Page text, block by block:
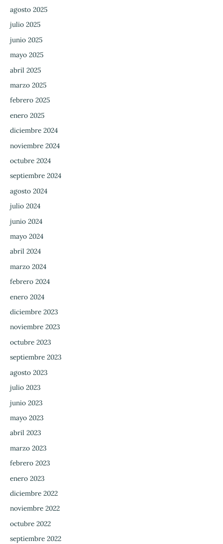
agosto 2025
julio 2025
junio 2025
mayo 2025
abril 2025
marzo 2025
febrero 2025
enero 2025
diciembre 2024
noviembre 2024
octubre 2024
septiembre 2024
agosto 2024
julio 2024
junio 2024
mayo 2024
abril 2024
marzo 2024
febrero 2024
enero 2024
diciembre 2023
noviembre 2023
octubre 2023
septiembre 2023
agosto 2023
julio 2023
junio 2023
mayo 2023
abril 2023
marzo 2023
febrero 2023
enero 2023
diciembre 2022
noviembre 2022
octubre 2022
septiembre 2022